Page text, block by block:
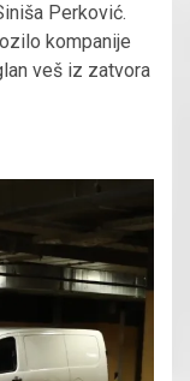
Perković.
kompanije
veš iz zatvora